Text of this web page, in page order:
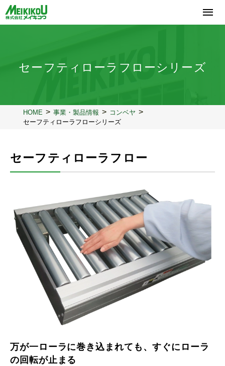
ン
テ
セーフティローラフローシリーズ
HOME 事業・製品情報
コンベヤ
セーフティローラフローシリーズ
セーフティローラフロー
万が一ローラに巻き込まれても、すぐにローラ
の回転が止まる